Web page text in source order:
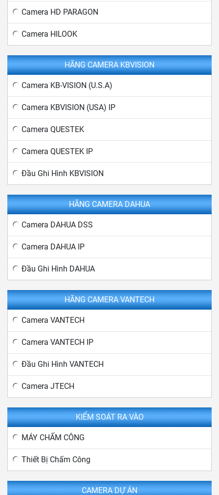
Camera HD PARAGON
Camera HILOOK
HÃNG CAMERA KBVISION
Camera KB-VISION (U.S.A)
Camera KBVISION (USA) IP
Camera QUESTEK
Camera QUESTEK IP
Đầu Ghi Hình KBVISION
HÃNG CAMERA DAHUA
Camera DAHUA DSS
Camera DAHUA IP
Đầu Ghi Hình DAHUA
HÃNG CAMERA VANTECH
Camera VANTECH
Camera VANTECH IP
Đầu Ghi Hình VANTECH
Camera JTECH
KIỂM SOÁT RA VÀO
MÁY CHẤM CÔNG
Thiết Bị Chấm Công
CAMERA DỰ ÁN